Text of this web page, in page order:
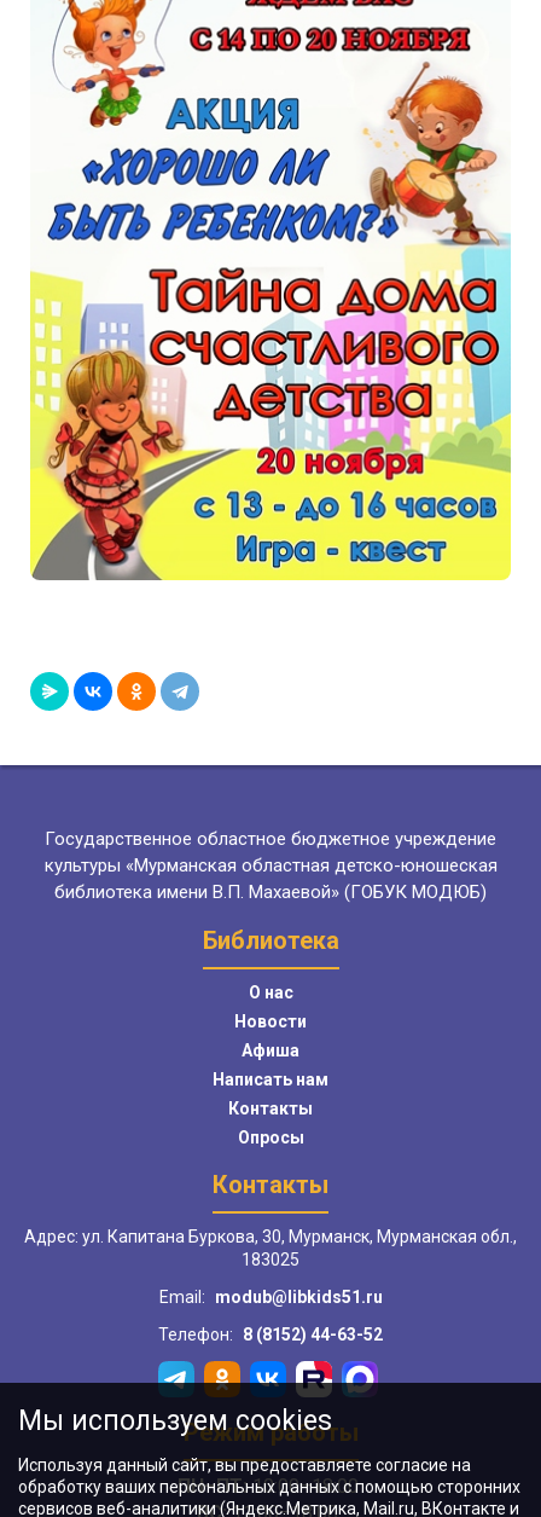
Государственное областное бюджетное учреждение
культуры «Мурманская областная детско-юношеская
библиотека имени В.П. Махаевой» (ГОБУК МОДЮБ)
Библиотека
О нас
Новости
Афиша
Написать нам
Контакты
Опросы
Контакты
Адрес: ул. Капитана Буркова, 30, Мурманск, Мурманская обл.,
183025
Email:
modub@libkids51.ru
Телефон:
8 (8152) 44-63-52
Режим работы
ПН–ПТ:10:00–18:00
Мы используем cookies
Используя данный сайт, вы предоставляете согласие на
обработку ваших персональных данных с помощью сторонних
сервисов веб-аналитики (Яндекс.Метрика, Mail.ru, ВКонтакте и